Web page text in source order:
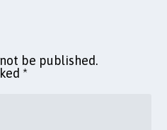
be published.
*